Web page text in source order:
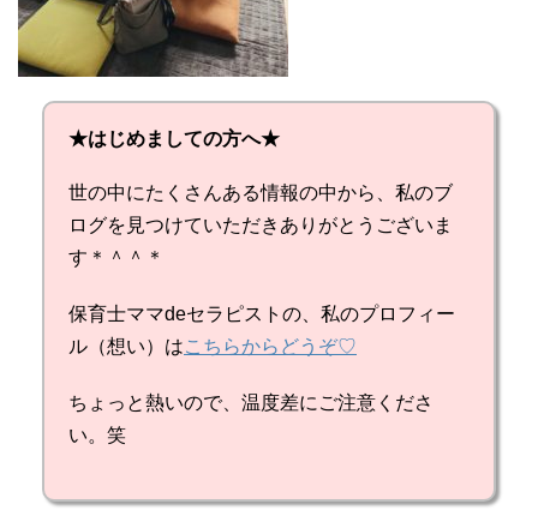
★はじめましての方へ★
世の中にたくさんある情報の中から、私のブ
ログを見つけていただきありがとうございま
す＊＾＾＊
保育士ママdeセラピストの、私のプロフィー
ル（想い）はこちらからどうぞ♡
ちょっと熱いので、温度差にご注意くださ
い。笑